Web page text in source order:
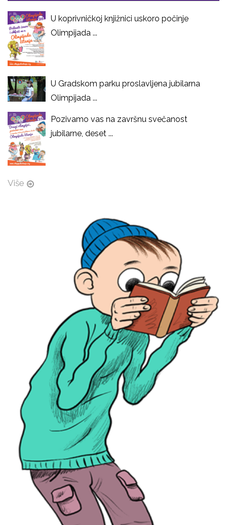
U koprivničkoj knjižnici uskoro počinje
Olimpijada ...
U Gradskom parku proslavljena jubilarna
Olimpijada ...
Pozivamo vas na završnu svečanost
jubilarne, deset ...
Više